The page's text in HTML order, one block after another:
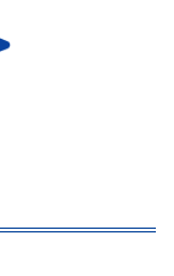
小限に抑